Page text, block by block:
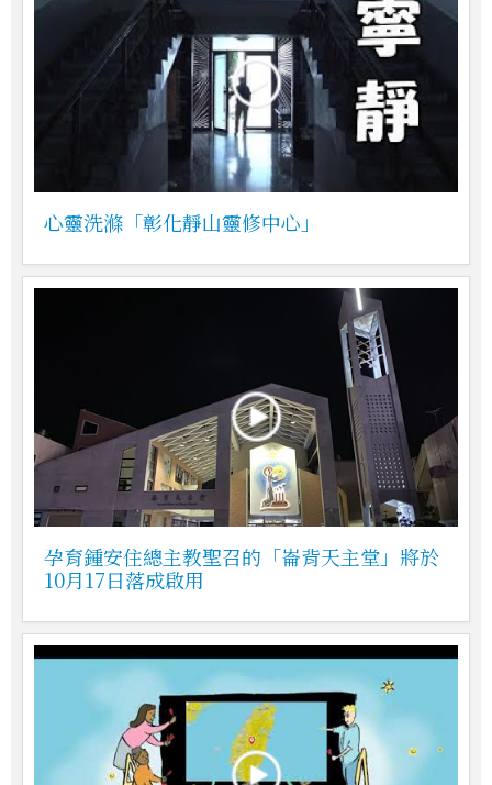
心靈洗滌「彰化靜山靈修中心」
孕育鍾安住總主教聖召的「崙背天主堂」將於
10月17日落成啟用